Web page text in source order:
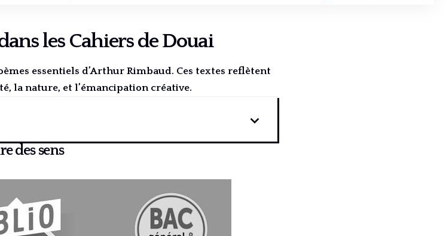
les Cahiers de Douai
essentiels d’Arthur Rimbaud. Ces textes reflètent
la nature, et l’émancipation créative.
des sens